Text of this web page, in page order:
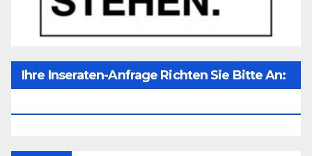
Ihre Inseraten-Anfrage Richten Sie Bitte An: